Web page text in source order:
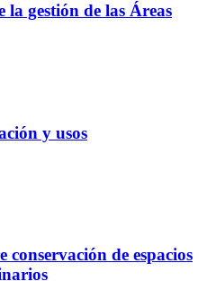
la gestión de las Áreas
y usos
de espacios